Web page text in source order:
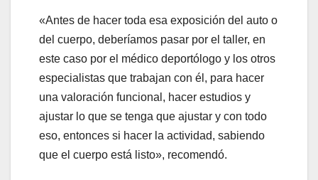
«Antes de hacer toda esa exposición del auto o
del cuerpo, deberíamos pasar por el taller, en
este caso por el médico deportólogo y los otros
especialistas que trabajan con él, para hacer
una valoración funcional, hacer estudios y
ajustar lo que se tenga que ajustar y con todo
eso, entonces si hacer la actividad, sabiendo
que el cuerpo está listo», recomendó.